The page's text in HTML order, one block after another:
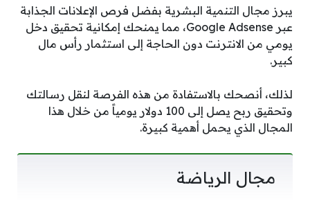
يبرز مجال التنمية البشرية بفضل فرص الإعلانات الجذابة
عبر Google Adsense، مما يمنحك إمكانية تحقيق دخل
يومي من الانترنت دون الحاجة إلى استثمار رأس مال
كبير.
لذلك، أنصحك بالاستفادة من هذه الفرصة لنقل رسالتك
وتحقيق ربح يصل إلى 100 دولار يومياً من خلال هذا
المجال الذي يحمل أهمية كبيرة.
مجال الرياضة